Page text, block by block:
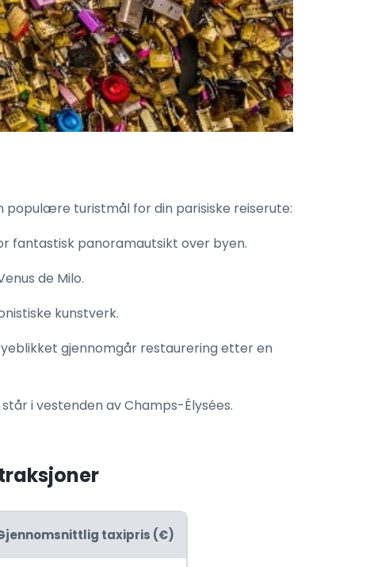
populære turistmål for din parisiske reiserute:
fantastisk panoramautsikt over byen.
de Milo.
kunstverk.
gjennomgår restaurering etter en
i vestenden av Champs-Élysées.
taxipris (€)